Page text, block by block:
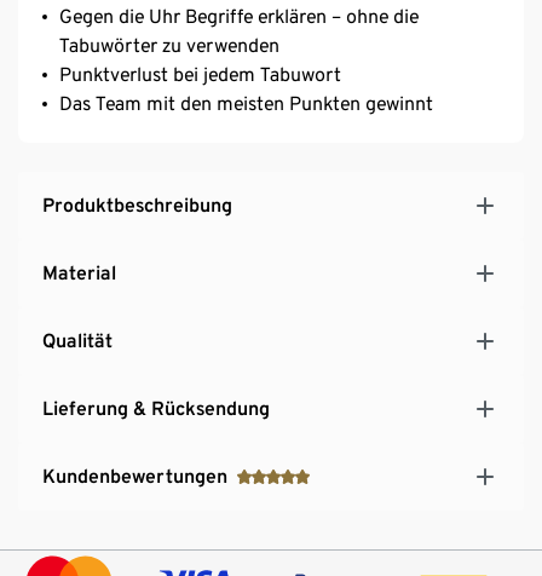
Gegen die Uhr Begriffe erklären – ohne die
Tabuwörter zu verwenden
Punktverlust bei jedem Tabuwort
Das Team mit den meisten Punkten gewinnt
Produktbeschreibung
Material
Qualität
Lieferung & Rücksendung
Kundenbewertungen